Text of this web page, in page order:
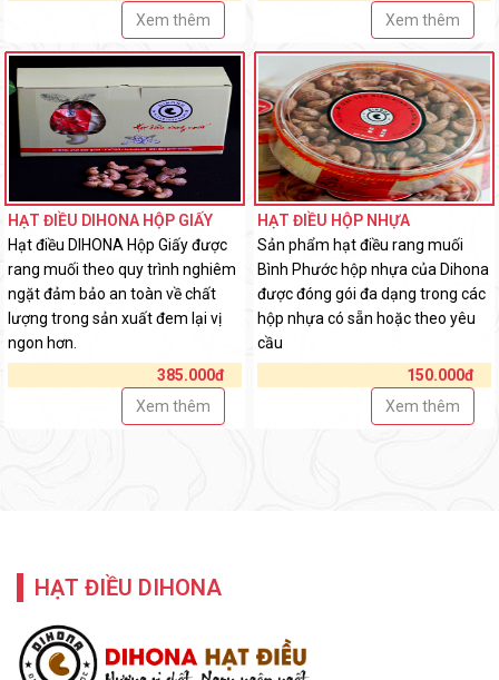
Xem thêm
Xem thêm
HẠT ĐIỀU DIHONA HỘP GIẤY
Hạt điều DIHONA Hộp Giấy được
rang muối theo quy trình nghiêm
ngặt đảm bảo an toàn về chất
lượng trong sản xuất đem lại vị
ngon hơn.
385.000đ
Xem thêm
HẠT ĐIỀU HỘP NHỰA
Sản phẩm hạt điều rang muối
Bình Phước hộp nhựa của Dihona
được đóng gói đa dạng trong các
hộp nhựa có sẵn hoặc theo yêu
cầu
150.000đ
Xem thêm
HẠT ĐIỀU DIHONA